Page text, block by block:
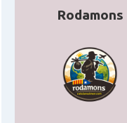
Rodamons